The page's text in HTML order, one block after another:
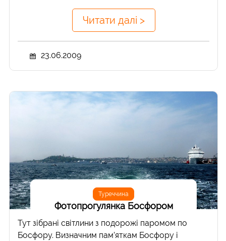
Читати далі >
23.06.2009
Туреччина
Фотопрогулянка Босфором
Тут зібрані світлини з подорожі паромом по
Босфору. Визначним пам’яткам Босфору і